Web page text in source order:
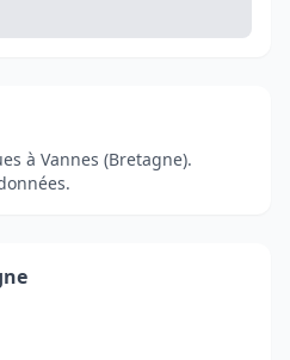
à Vannes (Bretagne).